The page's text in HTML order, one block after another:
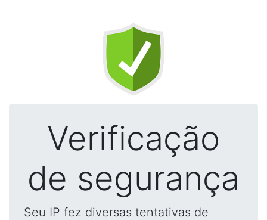
Verificação
de segurança
Seu IP fez diversas tentativas de